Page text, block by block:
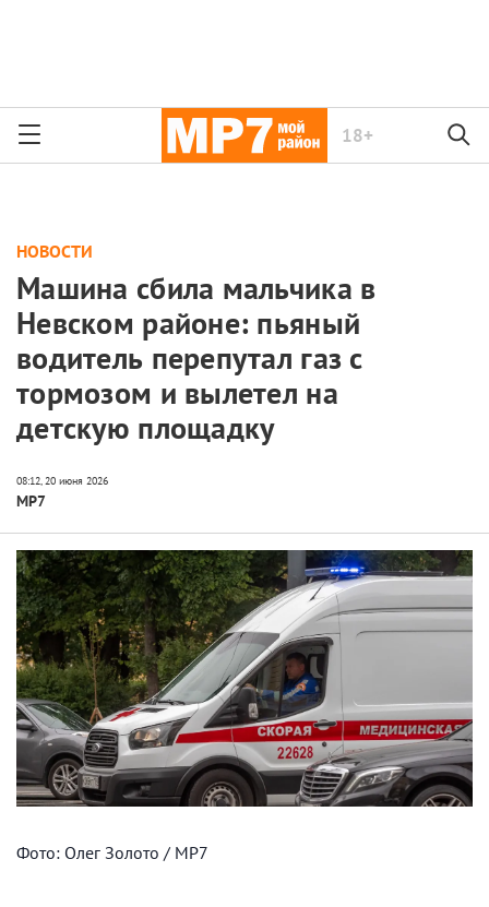
18+
НОВОСТИ
Машина сбила мальчика в
Невском районе: пьяный
водитель перепутал газ с
тормозом и вылетел на
детскую площадку
МР7
Фото: Олег Золото / МР7